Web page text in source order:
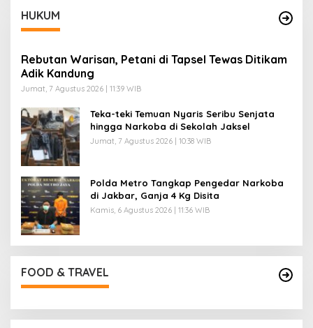
HUKUM
Rebutan Warisan, Petani di Tapsel Tewas Ditikam
Adik Kandung
Jumat, 7 Agustus 2026 | 11:39 WIB
Teka-teki Temuan Nyaris Seribu Senjata
hingga Narkoba di Sekolah Jaksel
Jumat, 7 Agustus 2026 | 10:38 WIB
Polda Metro Tangkap Pengedar Narkoba
di Jakbar, Ganja 4 Kg Disita
Kamis, 6 Agustus 2026 | 11:36 WIB
FOOD & TRAVEL